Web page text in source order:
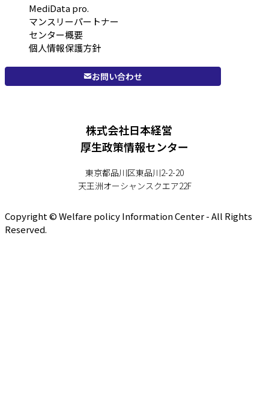
MediData pro.
マンスリーパートナー
センター概要
個人情報保護方針
お問い合わせ
株式会社日本経営
厚生政策情報センター
東京都品川区東品川2-2-20
天王洲オーシャンスクエア22F
Copyright © Welfare policy Information Center - All Rights
Reserved.